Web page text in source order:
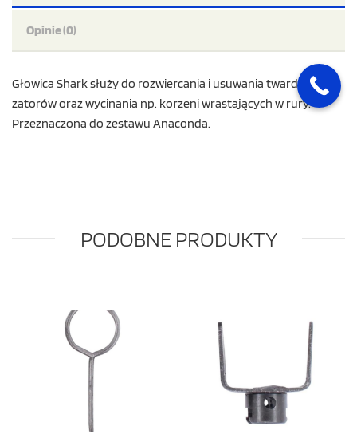
Opinie (0)
Głowica Shark służy do rozwiercania i usuwania twardych
zatorów oraz wycinania np. korzeni wrastających w rury.
Przeznaczona do zestawu Anaconda.
PODOBNE PRODUKTY